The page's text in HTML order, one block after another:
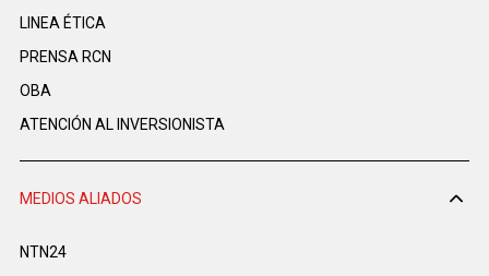
LINEA ÉTICA
PRENSA RCN
OBA
ATENCIÓN AL INVERSIONISTA
MEDIOS ALIADOS
NTN24